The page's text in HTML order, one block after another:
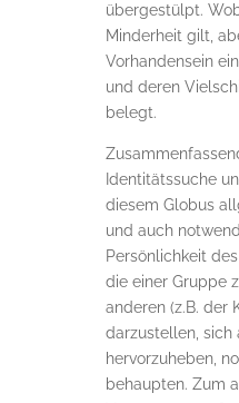
übergestülpt.
Minderheit gilt,
Vorhandensein
und deren
belegt.
Identitätssuche
diesem Globus
und auch
Persönlichkeit
die einer Gruppe
anderen (z.B. der
darzustellen, sich
hervorzuheben,
behaupten. Zum